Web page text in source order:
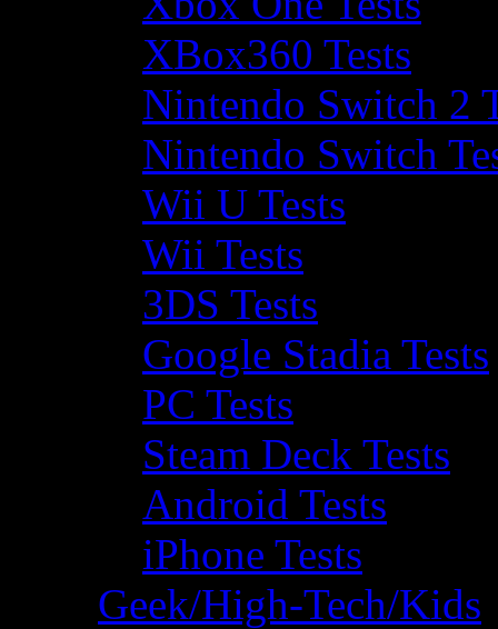
XBox360 Tests
Nintendo Switch 2
Nintendo Switch
Wii U Tests
Wii Tests
3DS Tests
Google Stadia Tests
PC Tests
Steam Deck Tests
Android Tests
iPhone Tests
Geek/High-Tech/Kids